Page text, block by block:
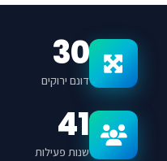
30
דונם ירוקים
41
שנות פעילות